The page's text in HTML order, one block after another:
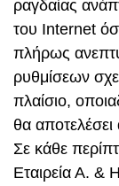
ραγδαίας
του Internet
πλήρως
ρυθμίσεων
πλαίσιο,
θα αποτελέσει
Σε κάθε
Εταιρεία Α.